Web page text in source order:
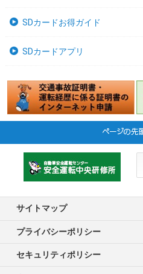
SDカードお得ガイド
SDカードアプリ
サイトマップ
プライバシーポリシー
セキュリティポリシー